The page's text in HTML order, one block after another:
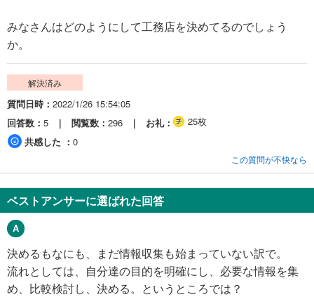
みなさんはどのようにして工務店を決めてるのでしょう
か。
解決済み
質問日時
2022/1/26 15:54:05
回答数
5 閲覧数 296 お礼
25枚
共感した
0
この質問が不快なら
ベストアンサーに選ばれた回答
決めるもなにも、まだ情報収集も始まっていない訳で。
流れとしては、自分達の目的を明確にし、必要な情報を集
め、比較検討し、決める。というところでは？